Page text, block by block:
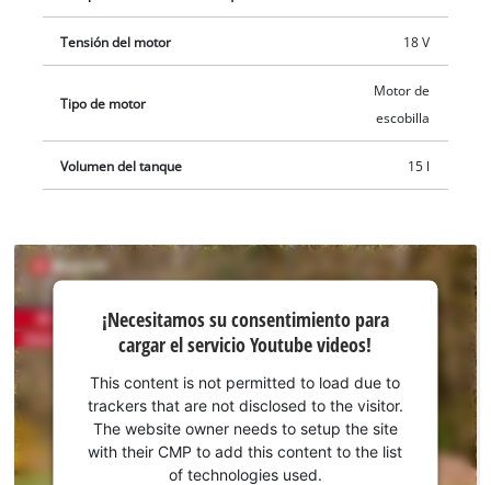
Tensión del motor 18 V
Tipo de motor
Motor de
escobilla
Volumen del tanque 15 l
¡Necesitamos
consentimiento
para cargar el
servicio
Youtube!
This
¡Necesitamos su consentimiento para
cargar el servicio Youtube videos!
This content is not permitted to load due to
trackers that are not disclosed to the visitor.
The website owner needs to setup the site
with their CMP to add this content to the list
of technologies used.